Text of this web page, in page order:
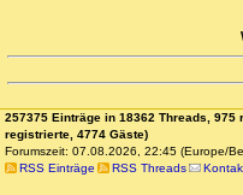
257375 Einträge in 18362 Threads,
registrierte, 4774 Gäste)
Forumszeit: 07.08.2026, 22:45 (Europe/
RSS Einträge
RSS Threads